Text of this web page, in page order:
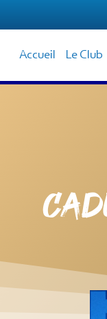
Accueil Le Club